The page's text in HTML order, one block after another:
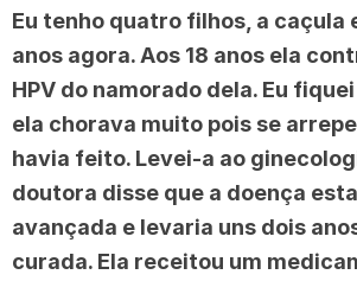
Eu tenho quatro filhos, a caçula
anos agora. Aos 18 anos ela
HPV do namorado dela. Eu
ela chorava muito pois se
havia feito. Levei-a ao
doutora disse que a doença
avançada e levaria uns dois
curada. Ela receitou um